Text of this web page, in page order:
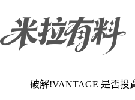
主
破解!VANTAGE 是否投